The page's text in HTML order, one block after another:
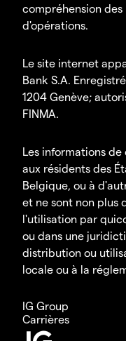
compréhension
d'opérations.
Le site internet
Bank S.A.
1204 Genève;
FINMA.
Les informations de
aux résidents des
Belgique, ou à
et ne sont non plus
l'utilisation par
ou dans une
distribution ou
locale ou à la
IG Group
Carrières